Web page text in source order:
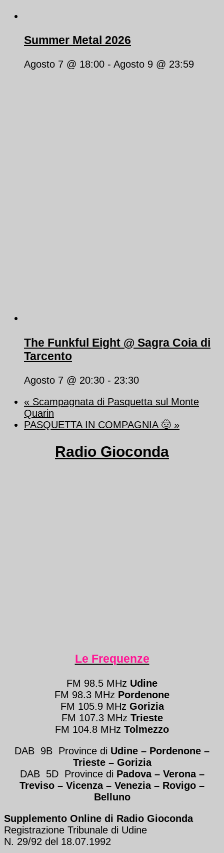
Summer Metal 2026
Agosto 7 @ 18:00 - Agosto 9 @ 23:59
The Funkful Eight @ Sagra Coia di
Tarcento
Agosto 7 @ 20:30 - 23:30
« Scampagnata di Pasquetta sul Monte
Quarin
PASQUETTA IN COMPAGNIA 🤠 »
Radio Gioconda
Le Frequenze
FM 98.5 MHz Udine
FM 98.3 MHz Pordenone
FM 105.9 MHz Gorizia
FM 107.3 MHz Trieste
FM 104.8 MHz Tolmezzo
DAB 9B Province di Udine – Pordenone –
Trieste – Gorizia
DAB 5D Province di Padova – Verona –
Treviso – Vicenza – Venezia – Rovigo –
Belluno
Supplemento Online di Radio Gioconda
Registrazione Tribunale di Udine
N. 29/92 del 18.07.1992